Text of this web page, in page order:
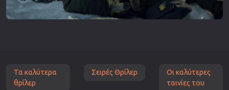
Τα καλύτερα
θρίλερ
Σειρές Θρίλερ
Οι καλύτερες
ταινίες του